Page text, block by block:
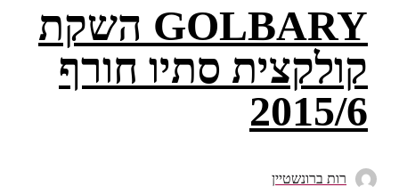
GOLBARY השקת
קולקצית סתיו חורף
2015/6
רות ברונשטיין